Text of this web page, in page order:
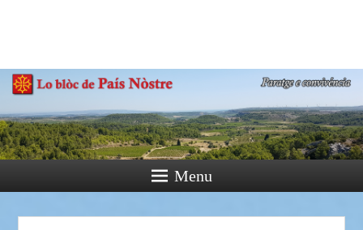
Paratge e Convivència
Menu